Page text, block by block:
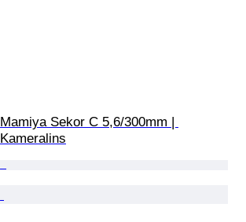
Mamiya Sekor C 5,6/300mm |
Kameralins